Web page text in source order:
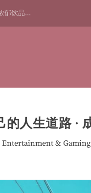
郁饮品...
的人生道路 ·
Entertainment & Gaming